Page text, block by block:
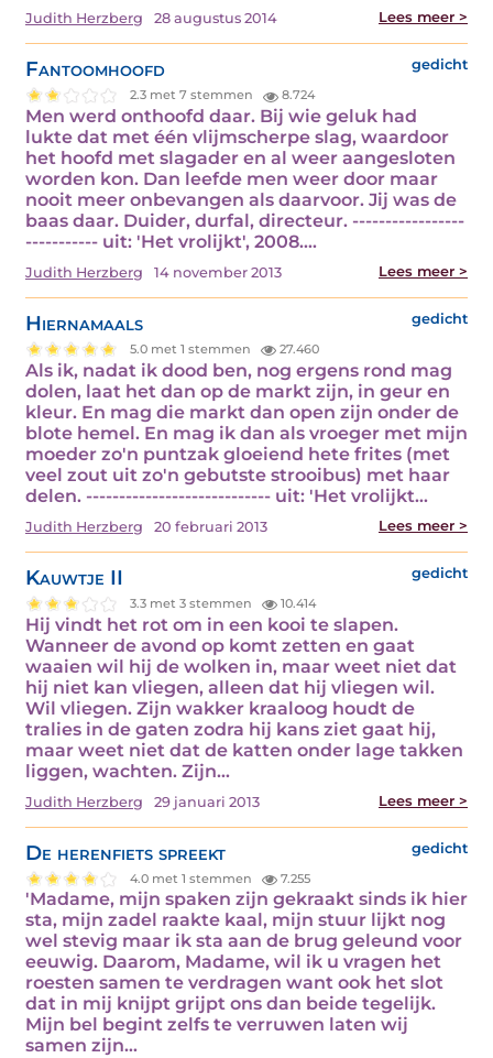
Judith Herzberg 28 augustus 2014 Lees meer >
Fantoomhoofd gedicht
2.3 met 7 stemmen 8.724
Men werd onthoofd daar. Bij wie geluk had
lukte dat met één vlijmscherpe slag, waardoor
het hoofd met slagader en al weer aangesloten
worden kon. Dan leefde men weer door maar
nooit meer onbevangen als daarvoor. Jij was de
baas daar. Duider, durfal, directeur. -----------------
----------- uit: 'Het vrolijkt', 2008.…
Judith Herzberg 14 november 2013 Lees meer >
Hiernamaals gedicht
5.0 met 1 stemmen 27.460
Als ik, nadat ik dood ben, nog ergens rond mag
dolen, laat het dan op de markt zijn, in geur en
kleur. En mag die markt dan open zijn onder de
blote hemel. En mag ik dan als vroeger met mijn
moeder zo'n puntzak gloeiend hete frites (met
veel zout uit zo'n gebutste strooibus) met haar
delen. ---------------------------- uit: 'Het vrolijkt…
Judith Herzberg 20 februari 2013 Lees meer >
Kauwtje II gedicht
3.3 met 3 stemmen 10.414
Hij vindt het rot om in een kooi te slapen.
Wanneer de avond op komt zetten en gaat
waaien wil hij de wolken in, maar weet niet dat
hij niet kan vliegen, alleen dat hij vliegen wil.
Wil vliegen. Zijn wakker kraaloog houdt de
tralies in de gaten zodra hij kans ziet gaat hij,
maar weet niet dat de katten onder lage takken
liggen, wachten. Zijn…
Judith Herzberg 29 januari 2013 Lees meer >
De herenfiets spreekt gedicht
4.0 met 1 stemmen 7.255
'Madame, mijn spaken zijn gekraakt sinds ik hier
sta, mijn zadel raakte kaal, mijn stuur lijkt nog
wel stevig maar ik sta aan de brug geleund voor
eeuwig. Daarom, Madame, wil ik u vragen het
roesten samen te verdragen want ook het slot
dat in mij knijpt grijpt ons dan beide tegelijk.
Mijn bel begint zelfs te verruwen laten wij
samen zijn…